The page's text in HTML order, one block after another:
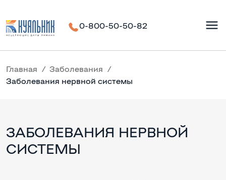
0-800-50-50-82
Главная
Заболевания
Заболевания нервной системы
ЗАБОЛЕВАНИЯ НЕРВНОЙ
СИСТЕМЫ